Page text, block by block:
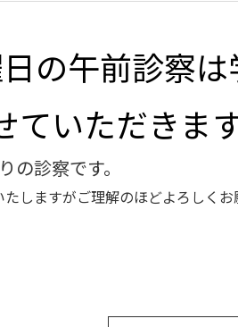
の午前診察
ていただきます
の診察です。
しますがご理解のほどよろしくお